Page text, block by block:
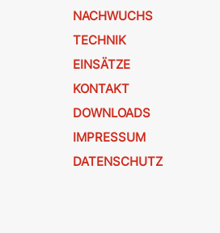
NACHWUCHS
TECHNIK
EINSÄTZE
KONTAKT
DOWNLOADS
IMPRESSUM
DATENSCHUTZ